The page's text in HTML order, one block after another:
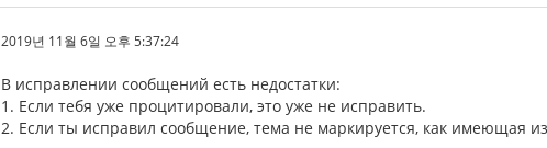
2019년 11월 6일 오후 5:37:24
В исправлении сообщений есть недостатки:
1. Если тебя уже процитировали, это уже не исправить.
2. Если ты исправил сообщение, тема не маркируется, как имеющая